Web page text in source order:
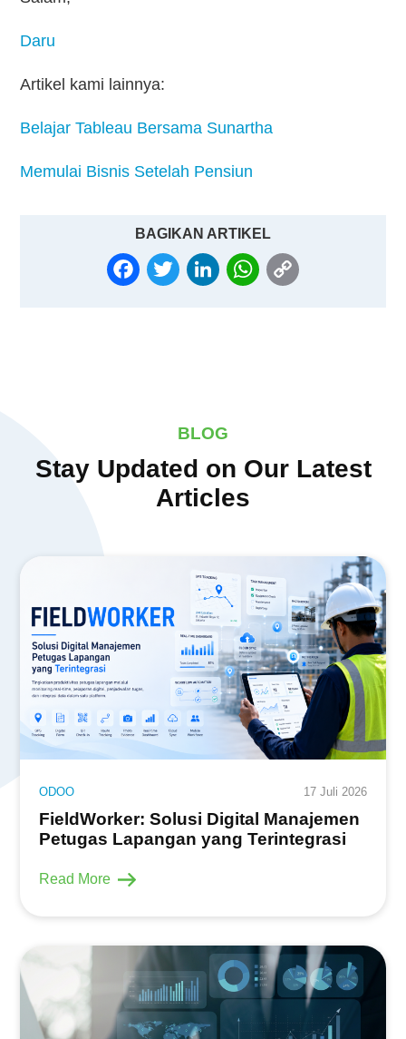
Daru
Artikel kami lainnya:
Belajar Tableau Bersama Sunartha
Memulai Bisnis Setelah Pensiun
BAGIKAN ARTIKEL
FACEBOOK
TWITTERLINKEDINWHATSAPP
BLOG
Stay Updated on Our Latest
Articles
ODOO 17 Juli 2026
FieldWorker: Solusi Digital Manajemen
Petugas Lapangan yang Terintegrasi
Read More